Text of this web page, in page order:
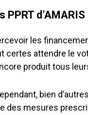
d’AMARIS
les
certes attendre le
produit tous
bien
des mesures